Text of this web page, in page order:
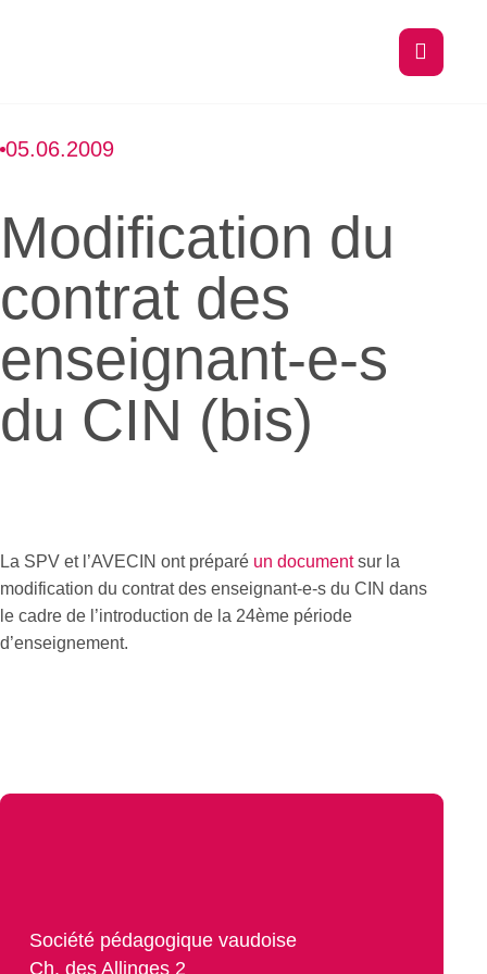
05.06.2009
Modification du
contrat des
enseignant-e-s
du CIN (bis)
La SPV et l’AVECIN ont préparé un documentsur la
modification du contrat des enseignant-e-s du CIN dans
le cadre de l’introduction de la 24ème période
d’enseignement.
Société pédagogique vaudoise
Ch. des Allinges 2